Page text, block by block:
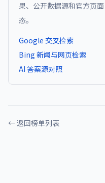
果、公开数据源和官方页
态。
Google 交叉检索
Bing 新闻与网页检索
AI 答案源对照
← 返回榜单列表